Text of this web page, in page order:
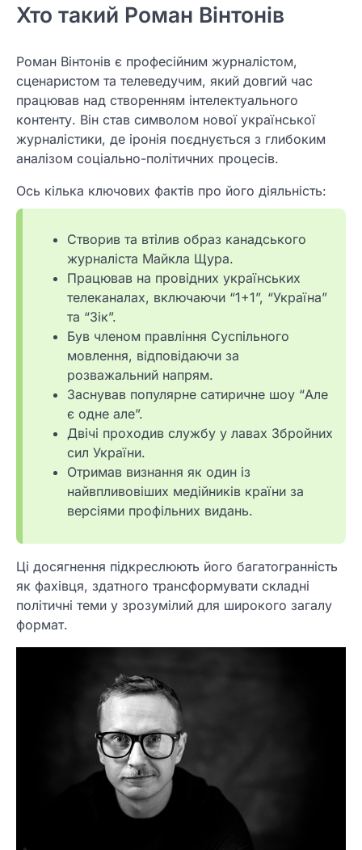
Хто такий Роман Вінтонів
Роман Вінтонів є професійним журналістом,
сценаристом та телеведучим, який довгий час
працював над створенням інтелектуального
контенту. Він став символом нової української
журналістики, де іронія поєднується з глибоким
аналізом соціально-політичних процесів.
Ось кілька ключових фактів про його діяльність:
Створив та втілив образ канадського
журналіста Майкла Щура.
Працював на провідних українських
телеканалах, включаючи “1+1”, “Україна”
та “Зік”.
Був членом правління Суспільного
мовлення, відповідаючи за
розважальний напрям.
Заснував популярне сатиричне шоу “Але
є одне але”.
Двічі проходив службу у лавах Збройних
сил України.
Отримав визнання як один із
найвпливовіших медійників країни за
версіями профільних видань.
Ці досягнення підкреслюють його багатогранність
як фахівця, здатного трансформувати складні
політичні теми у зрозумілий для широкого загалу
формат.